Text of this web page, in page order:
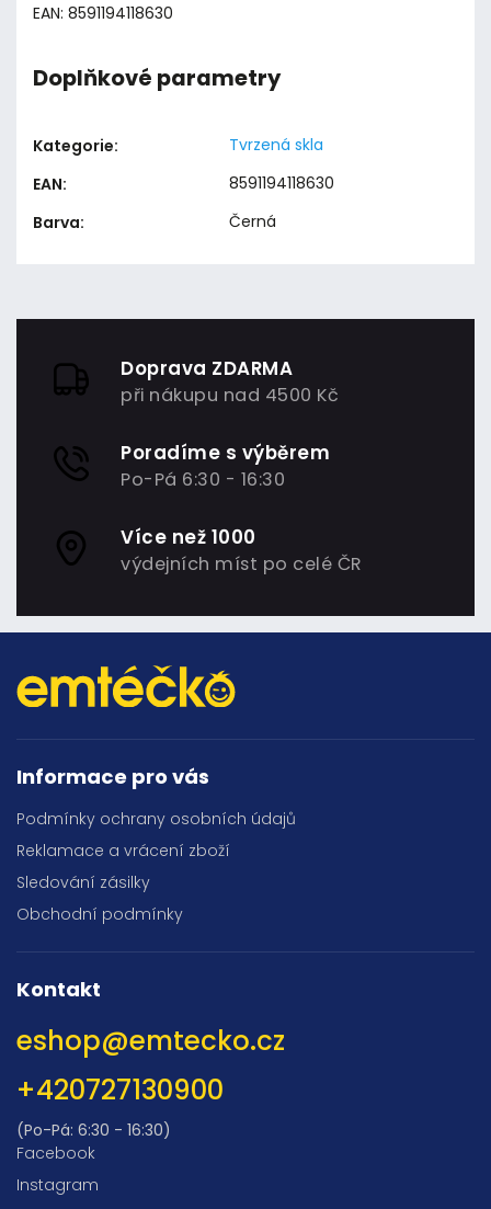
EAN: 8591194118630
Doplňkové parametry
Kategorie:
Tvrzená skla
EAN:
8591194118630
Barva: Černá
Doprava ZDARMA
při nákupu nad 4500 Kč
Poradíme s výběrem
Po-Pá 6:30 - 16:30
Více než 1000
výdejních míst po celé ČR
Informace pro vás
Podmínky ochrany osobních údajů
Reklamace a vrácení zboží
Sledování zásilky
Obchodní podmínky
Kontakt
eshop@emtecko.cz
+420727130900
(Po-Pá: 6:30 - 16:30)
Facebook
Instagram